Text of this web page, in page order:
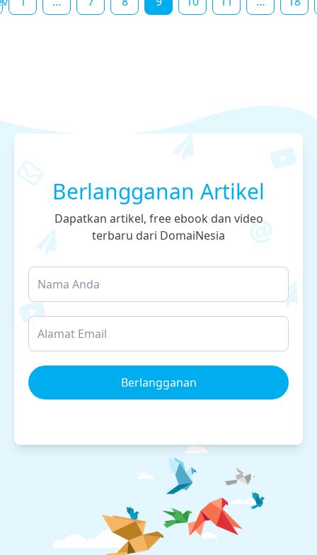
Berlangganan Artikel
Dapatkan artikel, free ebook dan video
terbaru dari DomaiNesia
Berlangganan